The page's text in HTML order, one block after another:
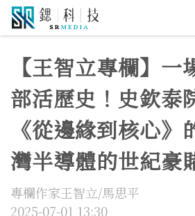
【王智立專欄】一
部活歷史！史欽泰
《從邊緣到核心》
灣半導體的世紀豪
專欄作家王智立/馬思平
2025-07-01 13:30